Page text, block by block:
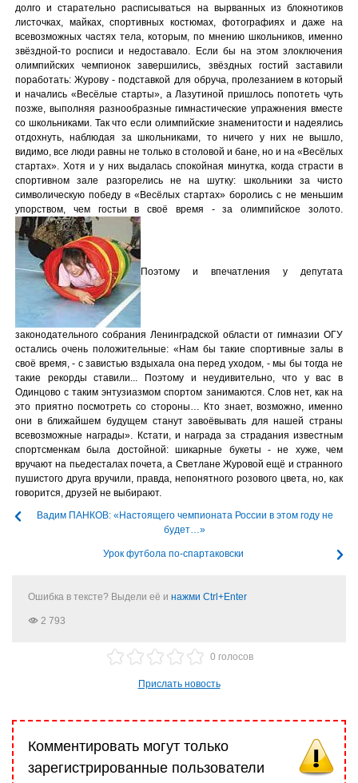
долго и старательно расписываться на вырванных из блокнотиков
листочках, майках, спортивных костюмах, фотографиях и даже на
всевозможных частях тела, которым, по мнению школьников, именно
звёздной-то росписи и недоставало. Если бы на этом злоключения
олимпийских чемпионок завершились, звёздных гостий заставили
поработать: Журову - подставкой для обруча, пролезанием в который
и начались «Весёлые старты», а Лазутиной пришлось попотеть чуть
позже, выполняя разнообразные гимнастические упражнения вместе
со школьниками. Так что если олимпийские знаменитости и надеялись
отдохнуть, наблюдая за школьниками, то ничего у них не вышло,
видимо, все люди равны не только в столовой и бане, но и на «Весёлых
стартах». Хотя и у них выдалась спокойная минутка, когда страсти в
спортивном зале разгорелись не на шутку: школьники за чисто
символическую победу в «Весёлых стартах» боролись с не меньшим
упорством, чем гостьи в своё время - за олимпийское золото.
Поэтому и впечатления у депутата
законодательного собрания Ленинградской области от гимназии ОГУ
остались очень положительные: «Нам бы такие спортивные залы в
своё время, - с завистью вздыхала она перед уходом, - мы бы тогда не
такие рекорды ставили... Поэтому и неудивительно, что у вас в
Одинцово с таким энтузиазмом спортом занимаются. Слов нет, как на
это приятно посмотреть со стороны… Кто знает, возможно, именно
они в ближайшем будущем станут завоёвывать для нашей страны
всевозможные награды». Кстати, и награда за страдания известным
спортсменкам была достойной: шикарные букеты - не хуже, чем
вручают на пьедесталах почета, а Светлане Журовой ещё и странного
пушистого друга вручили, правда, непонятного розового цвета, но, как
говорится, друзей не выбирают.
Вадим ПАНКОВ: «Настоящего чемпионата России в этом году не
будет…»
Урок футбола по-спартаковски
Ошибка в тексте? Выдели её и нажми Ctrl+Enter
2 793
0 голосов
Прислать новость
Комментировать могут только
зарегистрированные пользователи